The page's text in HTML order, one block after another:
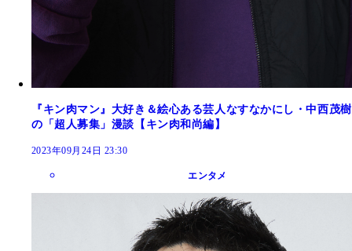
『キン肉マン』大好き＆絵心ある芸人なすなかにし・中西茂樹
の「超人募集」漫談【キン肉和尚編】
2023年09月24日 23:30
エンタメ